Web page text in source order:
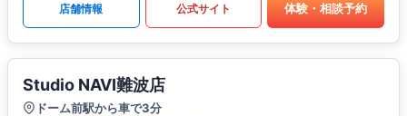
店舗情報 公式サイト 体験・相談予約
Studio NAVI難波店
ドーム前駅から車で3分